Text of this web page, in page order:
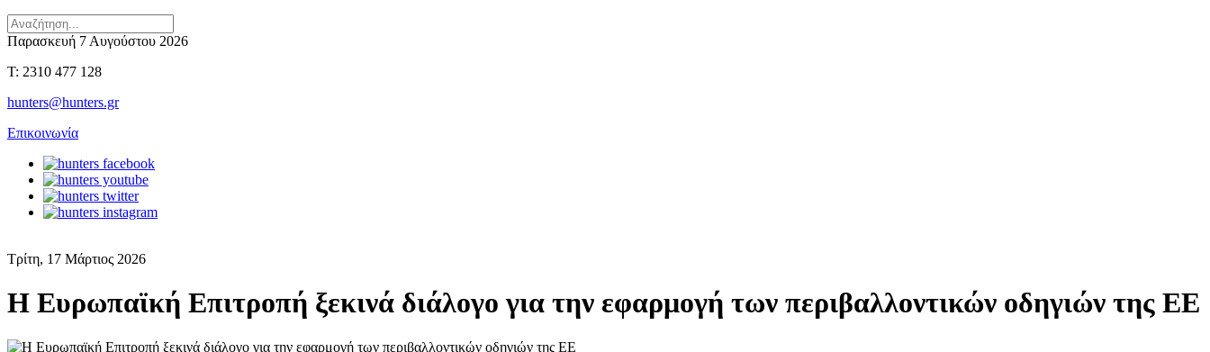
Παρασκευή 7 Αυγούστου 2026
T: 2310 477 128
hunters@hunters.gr
Επικοινωνία
Τρίτη, 17 Μάρτιος 2026
Η Ευρωπαϊκή Επιτροπή ξεκινά διάλογο για την εφαρμογή των περιβαλλοντικών οδηγιών της ΕΕ